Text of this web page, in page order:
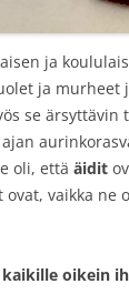
ja
ja
se ärsyttävin
oli, että äidit
vaikka
oikein